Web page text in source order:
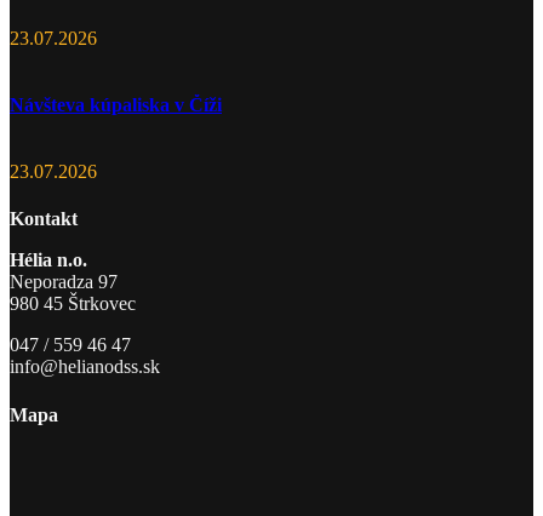
23.07.2026
Návšteva kúpaliska v Číži
23.07.2026
Kontakt
Hélia n.o.
Neporadza 97
980 45 Štrkovec
047 / 559 46 47
info@helianodss.sk
Mapa